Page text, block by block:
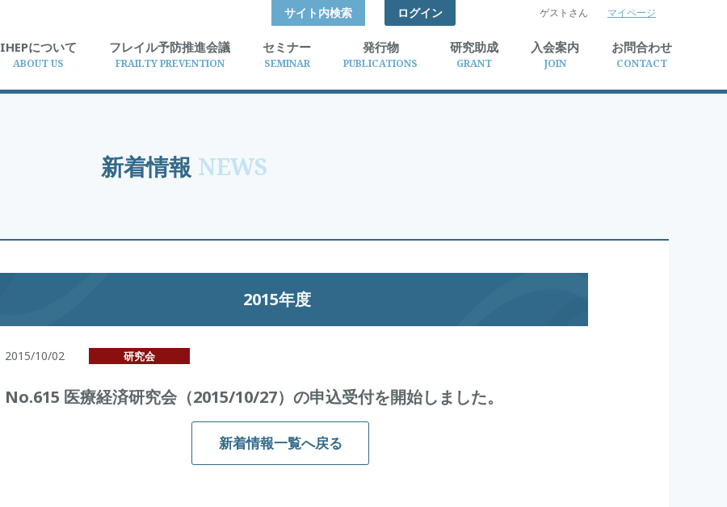
サイト内検索 検索
ログイン ゲストさん マイページ
IHEPについて
ABOUT US
フレイル予防推進会議
FRAILTY PREVENTION
セミナー
SEMINAR
発行物
PUBLICATIONS
研究助成
GRANT
入会案内
JOIN
お問合わせ
CONTACT
新着情報 NEWS
2015年度
2015/10/02 研究会
No.615 医療経済研究会（2015/10/27）の申込受付を開始しました。
新着情報一覧へ戻る